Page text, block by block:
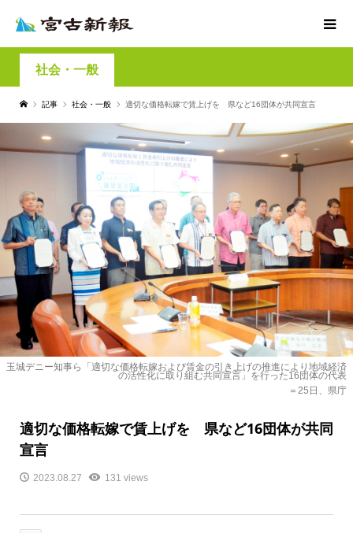
社会・一般
記事 社会・一般 適切な価格転嫁で賃上げを 県など16団体が共同宣言
玉城デニー知事ら「適切な価格転嫁および賃金の引き上げの推進により地域経済
の活性化に取り組む共同宣言」を行った16団体の代表
＝25日、県庁
適切な価格転嫁で賃上げを 県など16団体が共同
宣言
2023.08.27 131 views